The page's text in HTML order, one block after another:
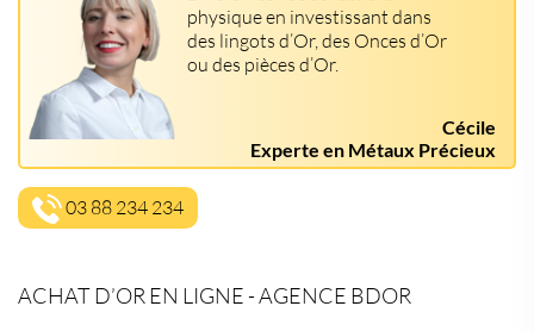
physique en investissant dans
des lingots d’Or, des Onces d’Or
ou des pièces d’Or.
Cécile
Experte en Métaux Précieux
03 88 234 234
ACHAT D’OR EN LIGNE - AGENCE BDOR